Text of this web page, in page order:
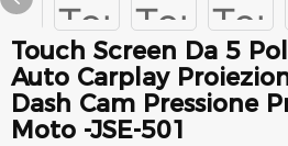
Touch Screen Da 5
Auto Carplay
Dash Cam Pressione
Moto -JSE-501